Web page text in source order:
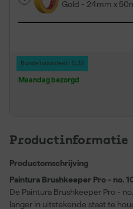
Gold - 24mm x
Bundelvoordeel: 0,32
Maandag bezorgd
Productinformatie
Productomschrijving
Paintura Brushkeeper Pro - no.
De Paintura Brushkeeper Pro -
langer in uitstekende staat te